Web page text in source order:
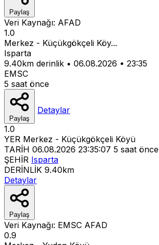
Paylaş
Veri Kaynağı: AFAD
1.0
Merkez - Küçükgökçeli Köy...
Isparta
9.40km derinlik • 06.08.2026 • 23:35
EMSC
5 saat önce
Paylaş
Detaylar
1.0
YER Merkez - Küçükgökçeli Köyü
TARİH 06.08.2026 23:35:07 5 saat önce
ŞEHİR Isparta
DERİNLİK 9.40km
Detaylar
Paylaş
Veri Kaynağı: EMSC AFAD
0.9